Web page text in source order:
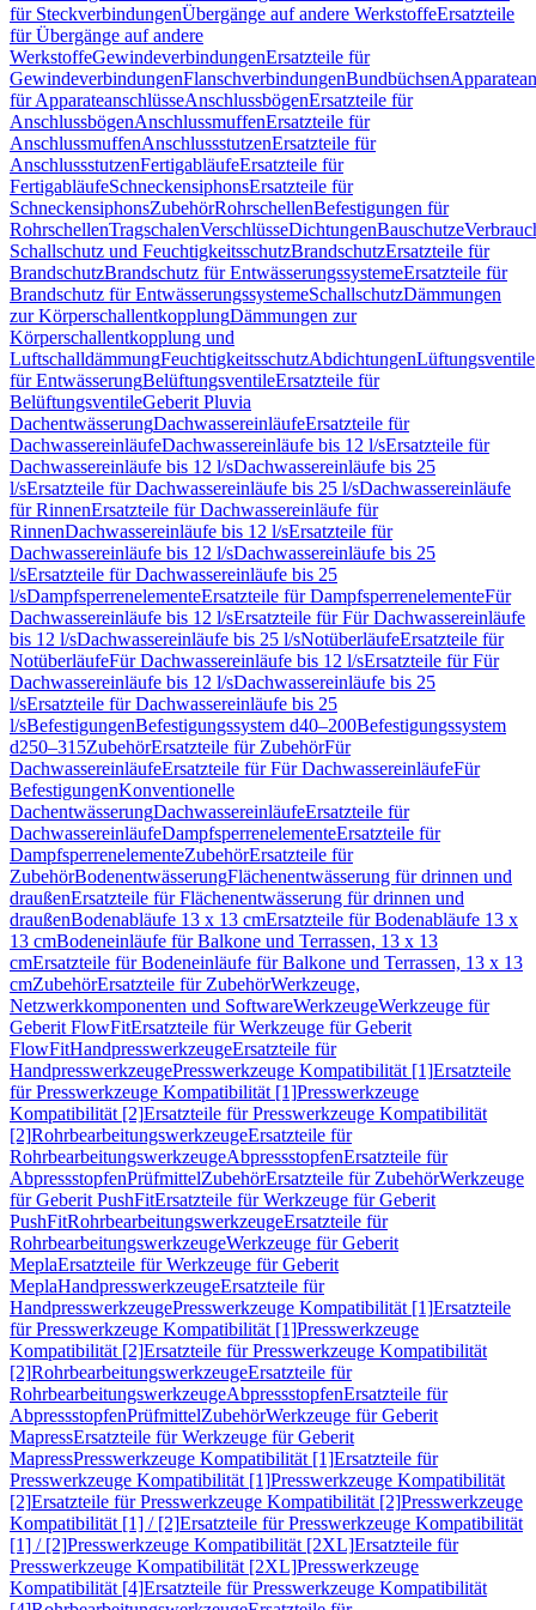
für SteckverbindungenÜbergänge auf andere WerkstoffeErsatzteile
für Übergänge auf andere
WerkstoffeGewindeverbindungenErsatzteile für
GewindeverbindungenFlanschverbindungenBundbüchsen
für ApparateanschlüsseAnschlussbögenErsatzteile für
AnschlussbögenAnschlussmuffenErsatzteile für
AnschlussmuffenAnschlussstutzenErsatzteile für
AnschlussstutzenFertigabläufeErsatzteile für
FertigabläufeSchneckensiphonsErsatzteile für
SchneckensiphonsZubehörRohrschellenBefestigungen für
RohrschellenTragschalenVerschlüsseDichtungenBauschutze
Schallschutz und FeuchtigkeitsschutzBrandschutzErsatzteile für
BrandschutzBrandschutz für EntwässerungssystemeErsatzteile für
Brandschutz für EntwässerungssystemeSchallschutzDämmungen
zur KörperschallentkopplungDämmungen zur
Körperschallentkopplung und
LuftschalldämmungFeuchtigkeitsschutzAbdichtungenLüftungsventile
für EntwässerungBelüftungsventileErsatzteile für
BelüftungsventileGeberit Pluvia
DachentwässerungDachwassereinläufeErsatzteile für
DachwassereinläufeDachwassereinläufe bis 12 l/sErsatzteile für
Dachwassereinläufe bis 12 l/sDachwassereinläufe bis 25
l/sErsatzteile für Dachwassereinläufe bis 25 l/sDachwassereinläufe
für RinnenErsatzteile für Dachwassereinläufe für
RinnenDachwassereinläufe bis 12 l/sErsatzteile für
Dachwassereinläufe bis 12 l/sDachwassereinläufe bis 25
l/sErsatzteile für Dachwassereinläufe bis 25
l/sDampfsperrenelementeErsatzteile für DampfsperrenelementeFür
Dachwassereinläufe bis 12 l/sErsatzteile für Für Dachwassereinläufe
bis 12 l/sDachwassereinläufe bis 25 l/sNotüberläufeErsatzteile für
NotüberläufeFür Dachwassereinläufe bis 12 l/sErsatzteile für Für
Dachwassereinläufe bis 12 l/sDachwassereinläufe bis 25
l/sErsatzteile für Dachwassereinläufe bis 25
l/sBefestigungenBefestigungssystem d40–200Befestigungssystem
d250–315ZubehörErsatzteile für ZubehörFür
DachwassereinläufeErsatzteile für Für DachwassereinläufeFür
BefestigungenKonventionelle
DachentwässerungDachwassereinläufeErsatzteile für
DachwassereinläufeDampfsperrenelementeErsatzteile für
DampfsperrenelementeZubehörErsatzteile für
ZubehörBodenentwässerungFlächenentwässerung für drinnen und
draußenErsatzteile für Flächenentwässerung für drinnen und
draußenBodenabläufe 13 x 13 cmErsatzteile für Bodenabläufe 13 x
13 cmBodeneinläufe für Balkone und Terrassen, 13 x 13
cmErsatzteile für Bodeneinläufe für Balkone und Terrassen, 13 x 13
cmZubehörErsatzteile für ZubehörWerkzeuge,
Netzwerkkomponenten und SoftwareWerkzeugeWerkzeuge für
Geberit FlowFitErsatzteile für Werkzeuge für Geberit
FlowFitHandpresswerkzeugeErsatzteile für
HandpresswerkzeugePresswerkzeuge Kompatibilität [1]Ersatzteile
für Presswerkzeuge Kompatibilität [1]Presswerkzeuge
Kompatibilität [2]Ersatzteile für Presswerkzeuge Kompatibilität
[2]RohrbearbeitungswerkzeugeErsatzteile für
RohrbearbeitungswerkzeugeAbpressstopfenErsatzteile für
AbpressstopfenPrüfmittelZubehörErsatzteile für ZubehörWerkzeuge
für Geberit PushFitErsatzteile für Werkzeuge für Geberit
PushFitRohrbearbeitungswerkzeugeErsatzteile für
RohrbearbeitungswerkzeugeWerkzeuge für Geberit
MeplaErsatzteile für Werkzeuge für Geberit
MeplaHandpresswerkzeugeErsatzteile für
HandpresswerkzeugePresswerkzeuge Kompatibilität [1]Ersatzteile
für Presswerkzeuge Kompatibilität [1]Presswerkzeuge
Kompatibilität [2]Ersatzteile für Presswerkzeuge Kompatibilität
[2]RohrbearbeitungswerkzeugeErsatzteile für
RohrbearbeitungswerkzeugeAbpressstopfenErsatzteile für
AbpressstopfenPrüfmittelZubehörWerkzeuge für Geberit
MapressErsatzteile für Werkzeuge für Geberit
MapressPresswerkzeuge Kompatibilität [1]Ersatzteile für
Presswerkzeuge Kompatibilität [1]Presswerkzeuge Kompatibilität
[2]Ersatzteile für Presswerkzeuge Kompatibilität [2]Presswerkzeuge
Kompatibilität [1] / [2]Ersatzteile für Presswerkzeuge Kompatibilität
[1] / [2]Presswerkzeuge Kompatibilität [2XL]Ersatzteile für
Presswerkzeuge Kompatibilität [2XL]Presswerkzeuge
Kompatibilität [4]Ersatzteile für Presswerkzeuge Kompatibilität